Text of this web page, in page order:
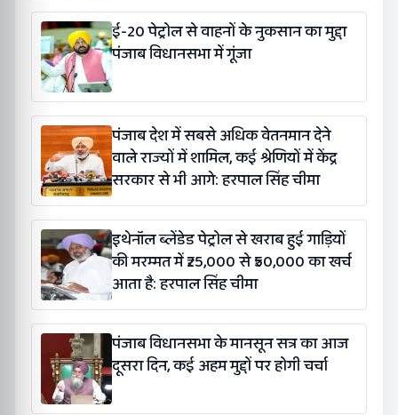
ई-20 पेट्रोल से वाहनों के नुकसान का मुद्दा
पंजाब विधानसभा में गूंजा
पंजाब देश में सबसे अधिक वेतनमान देने
वाले राज्यों में शामिल, कई श्रेणियों में केंद्र
सरकार से भी आगे: हरपाल सिंह चीमा
इथेनॉल ब्लेंडेड पेट्रोल से खराब हुई गाड़ियों
की मरम्मत में ₹25,000 से ₹50,000 का खर्च
आता है: हरपाल सिंह चीमा
पंजाब विधानसभा के मानसून सत्र का आज
दूसरा दिन, कई अहम मुद्दों पर होगी चर्चा